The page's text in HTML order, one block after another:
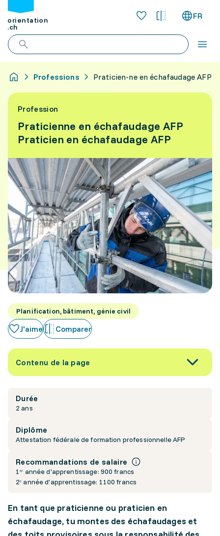
orientation
.ch
FR
Professions Praticien-ne en échafaudage AFP
Profession
Praticienne en échafaudage AFP
Praticien en échafaudage AFP
Planification, bâtiment, génie civil
J'aime Comparer
Contenu de la page
Durée
2 ans
Diplôme
Attestation fédérale de formation professionnelle AFP
Recommandations de salaire
1ʳᵉ année d'apprentissage: 900 francs
2ᵉ année d'apprentissage: 1100 francs
En tant que praticienne ou praticien en
échafaudage, tu montes des échafaudages et